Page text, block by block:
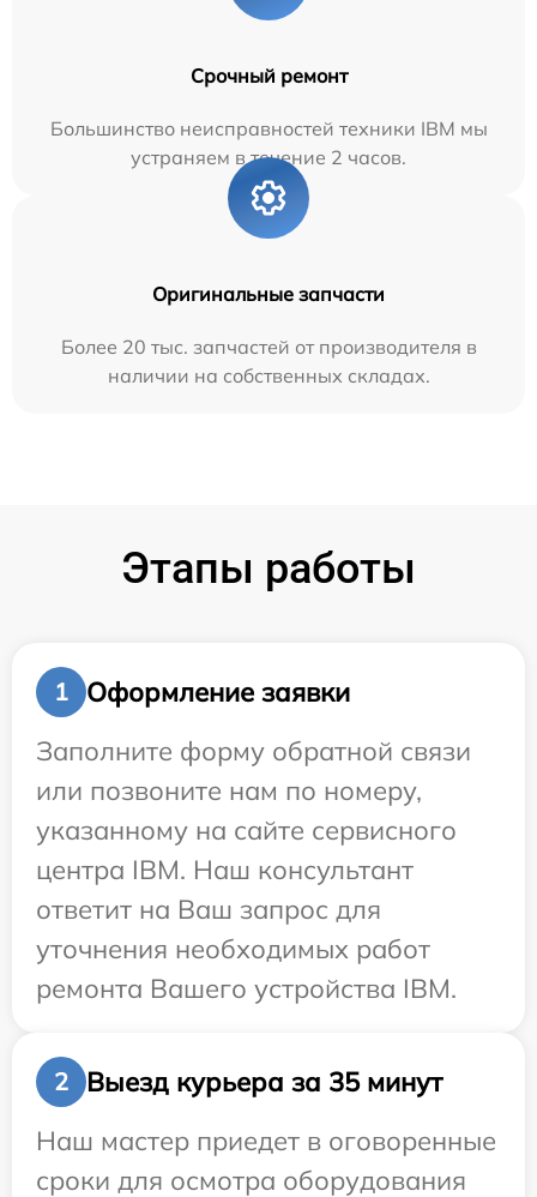
Срочный ремонт
Большинство неисправностей техники IBM мы
устраняем в течение 2 часов.
Оригинальные запчасти
Более 20 тыс. запчастей от производителя в
наличии на собственных складах.
Этапы работы
1
Оформление заявки
Заполните форму обратной связи
или позвоните нам по номеру,
указанному на сайте сервисного
центра IBM. Наш консультант
ответит на Ваш запрос для
уточнения необходимых работ
ремонта Вашего устройства IBM.
2
Выезд курьера за 35 минут
Наш мастер приедет в оговоренные
сроки для осмотра оборудования